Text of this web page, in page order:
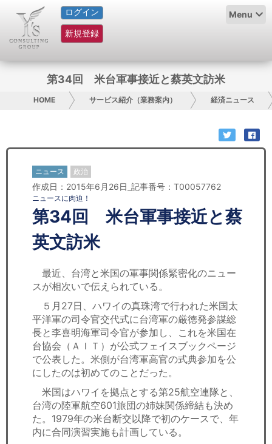
ログイン
新規登録
Menu
HOME
サービス紹介
グループ概要
日本人にPR
コンサルティング
リサーチ
セミナー
経済ニュース
労務顧問
ＩＴ
飲食店情報
第34回 米台軍事接近と蔡英文訪米
HOME サービス紹介（業務案内） 経済ニュース
ニュース 政治
作成日：2015年6月26日_記事番号：T00057762
ニュースに肉迫！
第34回 米台軍事接近と蔡
英文訪米
最近、台湾と米国の軍事関係緊密化のニュー
スが相次いで伝えられている。
５月27日、ハワイの真珠湾で行われた米国太
平洋軍の司令官交代式に台湾軍の厳徳発参謀総
長と李喜明海軍司令官が参加し、これを米国在
台協会（ＡＩＴ）が公式フェイスブックページ
で公表した。米側が台湾軍高官の式典参加を公
にしたのは初めてのことだった。
米国はハワイを拠点とする第25航空連隊と、
台湾の陸軍航空601旅団の姉妹関係締結も決め
た。1979年の米台断交以降で初のケースで、年
内に合同演習実施も計画している。